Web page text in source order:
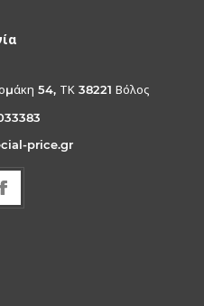
54, ΤΚ 38221 Βόλος
price.gr